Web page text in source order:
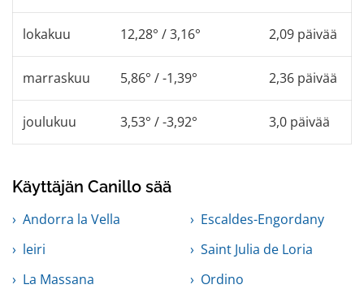
lokakuu 12,28° / 3,16° 2,09 päivää
marraskuu 5,86° / -1,39° 2,36 päivää
joulukuu 3,53° / -3,92° 3,0 päivää
Käyttäjän Canillo sää
Andorra la Vella
Escaldes-Engordany
leiri
Saint Julia de Loria
La Massana
Ordino